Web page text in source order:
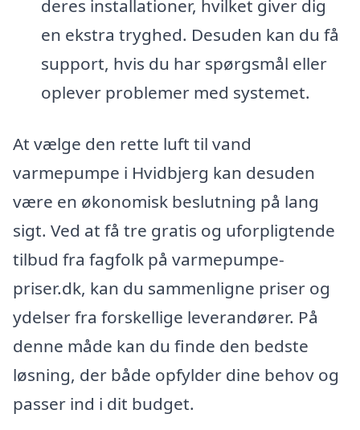
deres installationer, hvilket giver dig
en ekstra tryghed. Desuden kan du få
support, hvis du har spørgsmål eller
oplever problemer med systemet.
At vælge den rette luft til vand
varmepumpe i Hvidbjerg kan desuden
være en økonomisk beslutning på lang
sigt. Ved at få tre gratis og uforpligtende
tilbud fra fagfolk på varmepumpe-
priser.dk, kan du sammenligne priser og
ydelser fra forskellige leverandører. På
denne måde kan du finde den bedste
løsning, der både opfylder dine behov og
passer ind i dit budget.